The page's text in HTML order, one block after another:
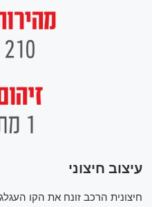
עיצוב חיצוני
חיצונית הרכב זונח את הקו